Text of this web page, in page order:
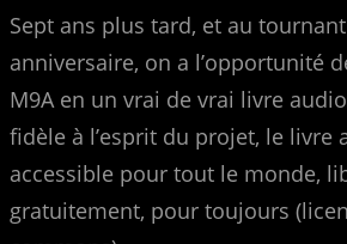
Sept ans plus tard, et au
anniversaire, on a l’opportunité
M9A en un vrai de vrai livre
fidèle à l’esprit du projet, le livre
accessible pour tout le monde,
gratuitement, pour toujours